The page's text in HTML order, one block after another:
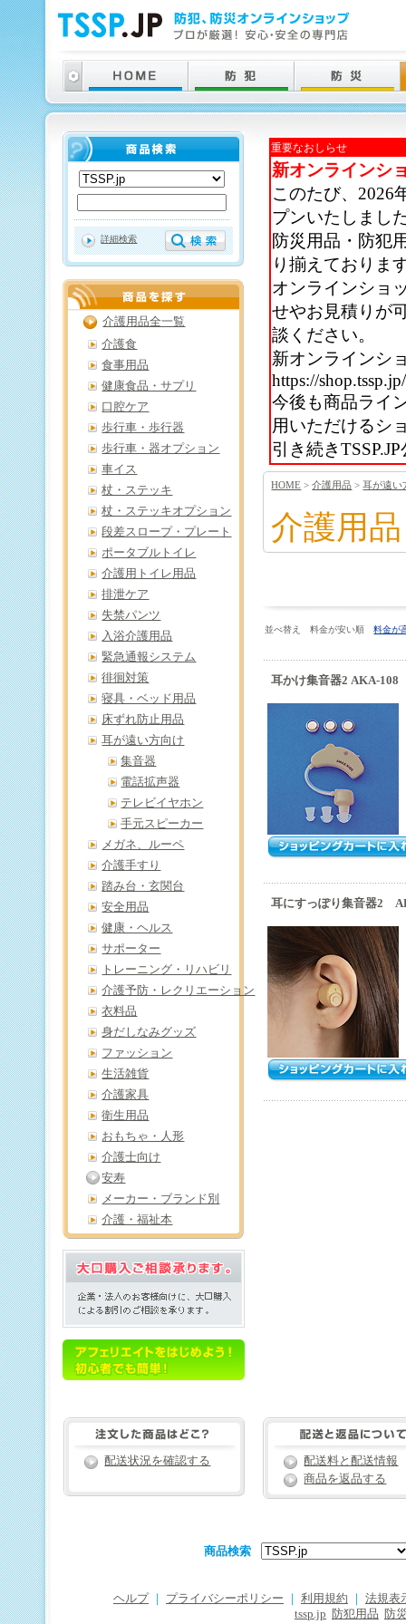
重要なおしらせ
新オンラインシ
このたび、2026
プンいたしまし
防災用品・防犯
り揃えておりま
オンラインショ
せやお見積りが
談ください。
新オンラインシ
https://shop.tssp.jp/
今後も商品ライ
用いただけるシ
引き続き
HOME >介護用品 >耳が遠い
介護用品
並べ替え 料金が安い順料金が
耳かけ集音器2 AKA-108
耳にすっぽり集音器2
詳細検索
介護用品全一覧
介護食
食事用品
健康食品・サプリ
口腔ケア
歩行車・歩行器
歩行車・器オプション
車イス
杖・ステッキ
杖・ステッキオプション
段差スロープ・プレート
ポータブルトイレ
介護用トイレ用品
排泄ケア
失禁パンツ
入浴介護用品
緊急通報システム
徘徊対策
寝具・ベッド用品
床ずれ防止用品
耳が遠い方向け
集音器
電話拡声器
テレビイヤホン
手元スピーカー
メガネ、ルーペ
介護手すり
踏み台・玄関台
安全用品
健康・ヘルス
サポーター
トレーニング・リハビリ
介護予防・レクリエーション
衣料品
身だしなみグッズ
ファッション
生活雑貨
介護家具
衛生用品
おもちゃ・人形
介護士向け
安寿
メーカー・ブランド別
介護・福祉本
配送状況を確認する
配送料と配送情報
商品を返品する
商品検索
ヘルプ プライバシーポリシー 利用規約
法規表
tssp.jp
防犯用品 防